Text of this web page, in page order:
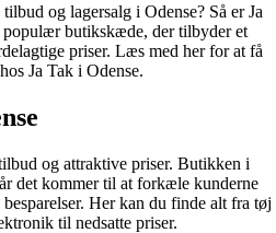
og lagersalg i Odense? Så er Ja
populær butikskæde, der tilbyder et
priser. Læs med her for at få
Ja Tak i Odense.
og attraktive priser. Butikken i
det kommer til at forkæle kunderne
Her kan du finde alt fra tøj
til nedsatte priser.